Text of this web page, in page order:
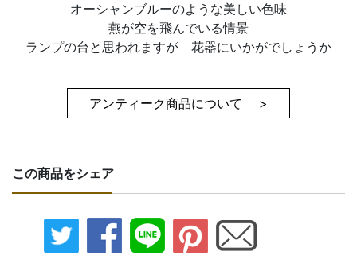
オーシャンブルーのような美しい色味
燕が空を飛んでいる情景
ランプの台と思われますが 花器にいかがでしょうか
アンティーク商品について >
この商品をシェア